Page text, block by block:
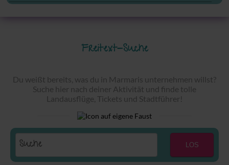
Freitext-Suche
Du weißt bereits, was du in Marmaris unternehmen willst?
Suche hier nach deiner Aktivität und finde tolle
Landausflüge, Tickets und Stadtführer!
LOS